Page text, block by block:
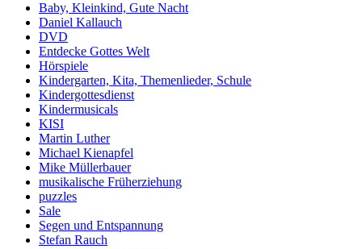
Baby, Kleinkind, Gute Nacht
Daniel Kallauch
DVD
Entdecke Gottes Welt
Hörspiele
Kindergarten, Kita, Themenlieder, Schule
Kindergottesdienst
Kindermusicals
KISI
Martin Luther
Michael Kienapfel
Mike Müllerbauer
musikalische Früherziehung
puzzles
Sale
Segen und Entspannung
Stefan Rauch